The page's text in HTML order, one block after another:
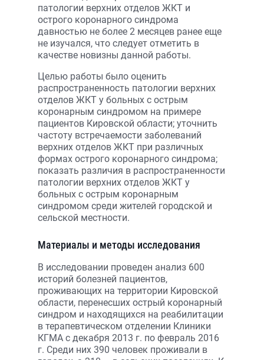
патологии верхних отделов ЖКТ и
острого коронарного синдрома
давностью не более 2 месяцев ранее еще
не изучался, что следует отметить в
качестве новизны данной работы.
Целью работы было оценить
распространенность патологии верхних
отделов ЖКТ у больных с острым
коронарным синдромом на примере
пациентов Кировской области; уточнить
частоту встречаемости заболеваний
верхних отделов ЖКТ при различных
формах острого коронарного синдрома;
показать различия в распространенности
патологии верхних отделов ЖКТ у
больных с острым коронарным
синдромом среди жителей городской и
сельской местности.
Материалы и методы исследования
В исследовании проведен анализ 600
историй болезней пациентов,
проживающих на территории Кировской
области, перенесших острый коронарный
синдром и находящихся на реабилитации
в терапевтическом отделении Клиники
КГМА с декабря 2013 г. по февраль 2016
г. Среди них 390 человек проживали в